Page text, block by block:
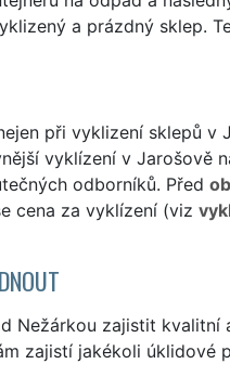
a prázdný sklep.
při vyklizení sklepů v
vyklízení v Jarošově
odborníků. Před
cena za vyklízení (viz
Nežárkou zajistit
zajistí jakékoli úklidové